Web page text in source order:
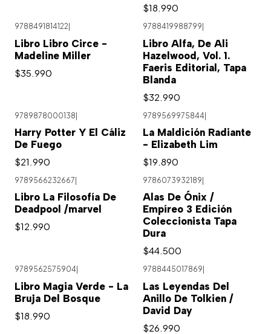
$18.990
9788491814122
Libro Libro Circe -
Madeline Miller
$35.990
9788419988799
Libro Alfa, De Ali
Hazelwood, Vol. 1.
Faeris Editorial, Tapa
Blanda
$32.990
9789878000138|
Harry Potter Y El Cáliz
De Fuego
$21.990
9789569975844|
La Maldición Radiante
- Elizabeth Lim
$19.890
9789566232667
Libro La Filosofía De
Deadpool /marvel
$12.990
9786073932189
Alas De Ónix /
Empíreo 3 Edición
Coleccionista Tapa
Dura
$44.500
9789562575904
Libro Magia Verde - La
Bruja Del Bosque
$18.990
9788445017869
Las Leyendas Del
Anillo De Tolkien /
David Day
$26.990